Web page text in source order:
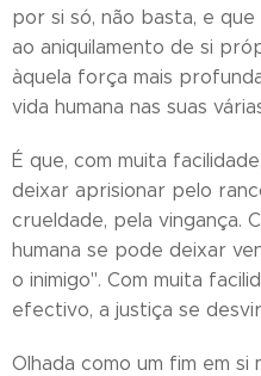
por si só, não basta, e
ao aniquilamento de si
àquela força mais
vida humana nas suas
É que, com muita
deixar aprisionar pelo
crueldade, pela vingança.
humana se pode deixar
o inimigo". Com muita
efectivo, a justiça se
Olhada como um fim em si